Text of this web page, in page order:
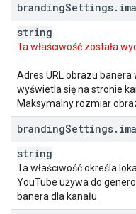
brandingSettings.
string
Ta właściwość została
Adres URL obrazu
wyświetla się na stronie
Maksymalny rozmiar
brandingSettings.
string
Ta właściwość określa
YouTube używa do
banera dla kanału.